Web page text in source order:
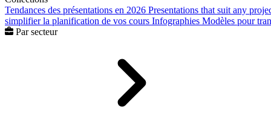
Tendances des présentations en 2026 Presentations that suit any
simplifier la planification de vos cours Infographies Modèles pour
Par secteur